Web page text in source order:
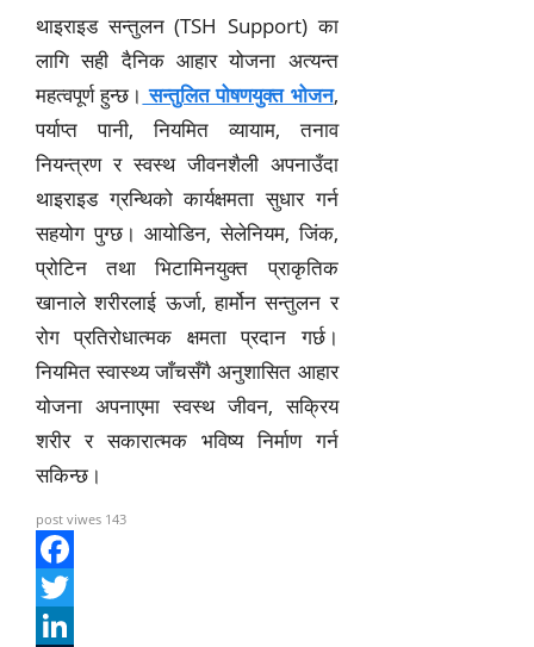
थाइराइड सन्तुलन (TSH Support) का
लागि सही दैनिक आहार योजना अत्यन्त
महत्वपूर्ण हुन्छ। सन्तुलित पोषणयुक्त भोजन,
पर्याप्त पानी, नियमित व्यायाम, तनाव
नियन्त्रण र स्वस्थ जीवनशैली अपनाउँदा
थाइराइड ग्रन्थिको कार्यक्षमता सुधार गर्न
सहयोग पुग्छ। आयोडिन, सेलेनियम, जिंक,
प्रोटिन तथा भिटामिनयुक्त प्राकृतिक
खानाले शरीरलाई ऊर्जा, हार्मोन सन्तुलन र
रोग प्रतिरोधात्मक क्षमता प्रदान गर्छ।
नियमित स्वास्थ्य जाँचसँगै अनुशासित आहार
योजना अपनाएमा स्वस्थ जीवन, सक्रिय
शरीर र सकारात्मक भविष्य निर्माण गर्न
सकिन्छ।
post viwes 143
F
aT